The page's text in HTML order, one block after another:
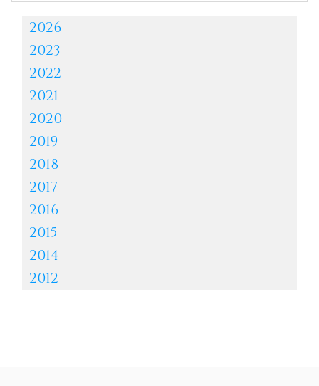
2026
2023
2022
2021
2020
2019
2018
2017
2016
2015
2014
2012